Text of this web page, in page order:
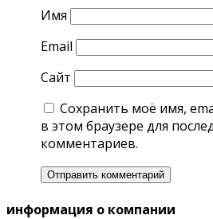
Имя
Email
Сайт
Сохранить моё имя,
в этом браузере для
комментариев.
информация о компании